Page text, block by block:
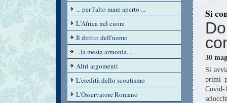
Si
30
Si
primi
... per l'alto mare aperto ...
L'Africa nel cuore
Il diritto dell'uomo
...la mesta armonia...
Altri argomenti
L'eredità dello scoutismo
L'Osservatore Romano